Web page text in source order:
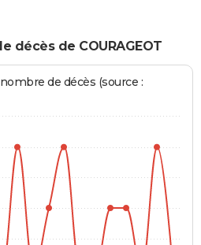
décès de COURAGEOT
de décès (source :